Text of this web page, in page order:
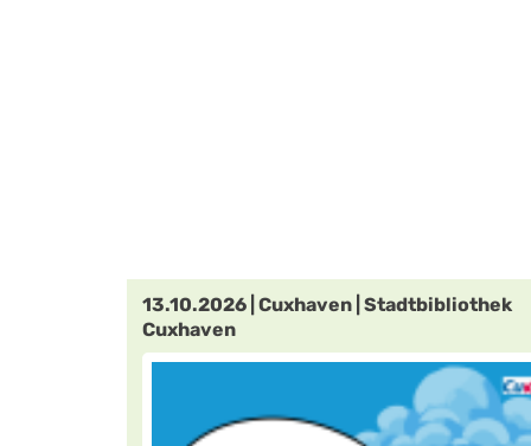
13.10.2026 | Cuxhaven | Stadtbibliothek
Cuxhaven